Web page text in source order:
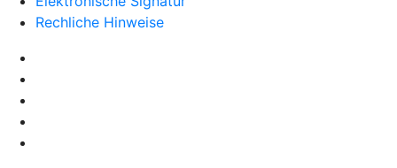
Rechliche Hinweise